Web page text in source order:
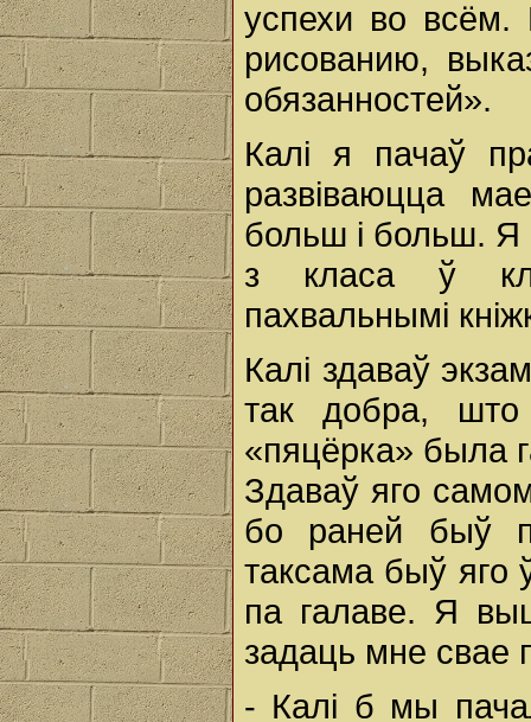
успехи во
рисованию,
обязанностей».
Калі я пачаў
развіваюцца
больш і больш. Я
з класа ў
пахвальнымі
Калі здаваў
так добра,
«пяцёрка» была
Здаваў яго
бо раней быў
таксама быў яго
па галаве. Я
задаць мне свае
- Калі б мы